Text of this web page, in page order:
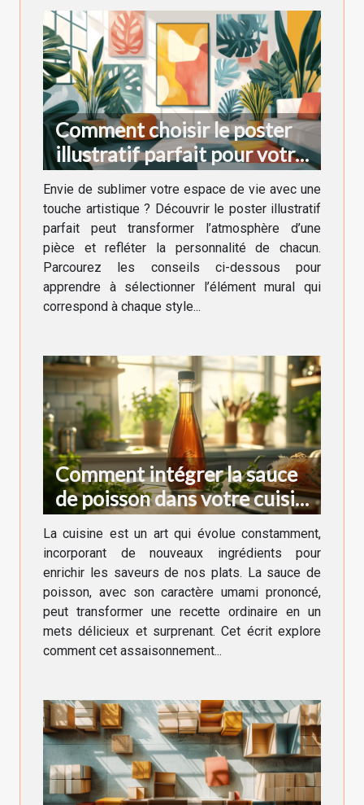
Comment choisir le poster
illustratif parfait pour votre
décoration intérieure
Envie de sublimer votre espace de vie avec une
touche artistique ? Découvrir le poster illustratif
parfait peut transformer l’atmosphère d’une
pièce et refléter la personnalité de chacun.
Parcourez les conseils ci-dessous pour
apprendre à sélectionner l’élément mural qui
correspond à chaque style...
Comment intégrer la sauce
de poisson dans votre cuisine
quotidienne
La cuisine est un art qui évolue constamment,
incorporant de nouveaux ingrédients pour
enrichir les saveurs de nos plats. La sauce de
poisson, avec son caractère umami prononcé,
peut transformer une recette ordinaire en un
mets délicieux et surprenant. Cet écrit explore
comment cet assaisonnement...